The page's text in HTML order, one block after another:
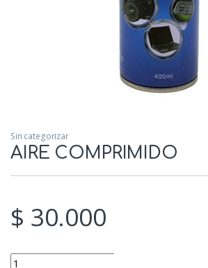
Sin categorizar
AIRE COMPRIMIDO
$ 30.000
AIRE COMPRIMIDO quantity